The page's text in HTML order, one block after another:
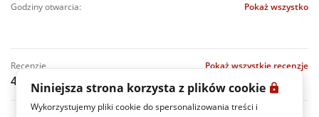
Niniejsza strona korzysta z plików cookie
Wykorzystujemy pliki cookie do spersonalizowania treści i
godziny otwarcia: Pokaż wszystko
recenzje Pokaż wszystkie recenzje
4.8 (4 Recenzje)